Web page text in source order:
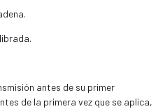
antes de su primer
de la primera vez que se aplica,